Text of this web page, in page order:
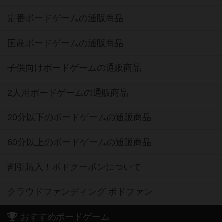
定番ボードゲームの通販商品
国産ボードゲームの通販商品
子供向けボードゲームの通販商品
2人用ボードゲームの通販商品
20分以下のボードゲームの通販商品
60分以上のボードゲームの通販商品
割引購入！ボドクーポンについて
クラウドファンディング ボドファン
おすすめボードゲーム